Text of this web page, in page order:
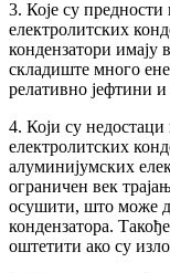
3. Које су
електролитских
кондензатори имају
складиште много
релативно јефтини
4. Који су
електролитских
алуминијумских
ограничен век
осушити, што може
кондензатора.
оштетити ако су